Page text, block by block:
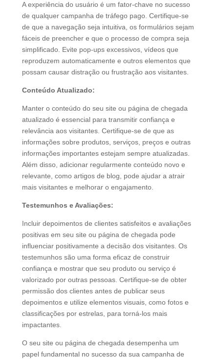
A experiência do usuário é um fator-chave no sucesso
de qualquer campanha de tráfego pago. Certifique-se
de que a navegação seja intuitiva, os formulários sejam
fáceis de preencher e que o processo de compra seja
simplificado. Evite pop-ups excessivos, vídeos que
reproduzem automaticamente e outros elementos que
possam causar distração ou frustração aos visitantes.
Conteúdo Atualizado:
Manter o conteúdo do seu site ou página de chegada
atualizado é essencial para transmitir confiança e
relevância aos visitantes. Certifique-se de que as
informações sobre produtos, serviços, preços e outras
informações importantes estejam sempre atualizadas.
Além disso, adicionar regularmente conteúdo novo e
relevante, como artigos de blog, pode ajudar a atrair
mais visitantes e melhorar o engajamento.
Testemunhos e Avaliações:
Incluir depoimentos de clientes satisfeitos e avaliações
positivas em seu site ou página de chegada pode
influenciar positivamente a decisão dos visitantes. Os
testemunhos são uma forma eficaz de construir
confiança e mostrar que seu produto ou serviço é
valorizado por outras pessoas. Certifique-se de obter
permissão dos clientes antes de publicar seus
depoimentos e utilize elementos visuais, como fotos e
classificações por estrelas, para torná-los mais
impactantes.
O seu site ou página de chegada desempenha um
papel fundamental no sucesso da sua campanha de